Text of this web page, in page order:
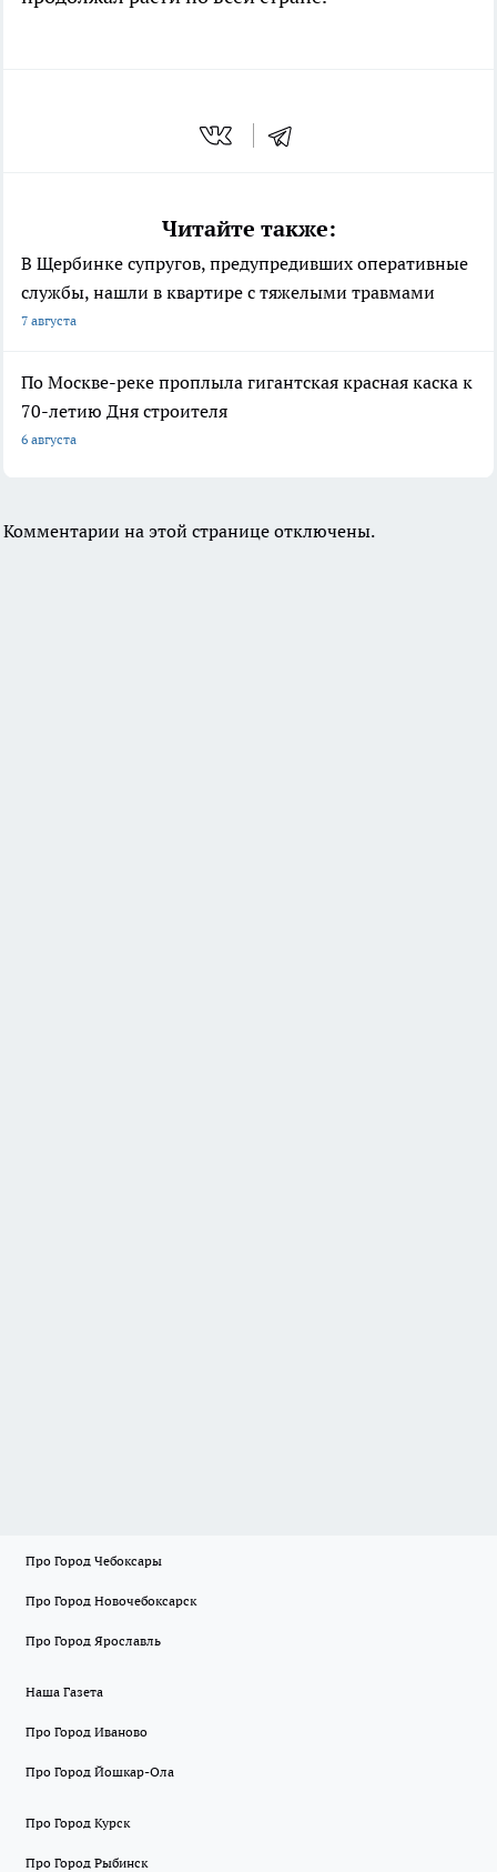
Читайте также:
В Щербинке супругов, предупредивших оперативные
службы, нашли в квартире с тяжелыми травмами
7 августа
По Москве-реке проплыла гигантская красная каска к
70-летию Дня строителя
6 августа
Комментарии на этой странице отключены.
Про Город Чебоксары
Про Город Новочебоксарск
Про Город Ярославль
Наша Газета
Про Город Иваново
Про Город Йошкар-Ола
Про Город Курск
Про Город Рыбинск